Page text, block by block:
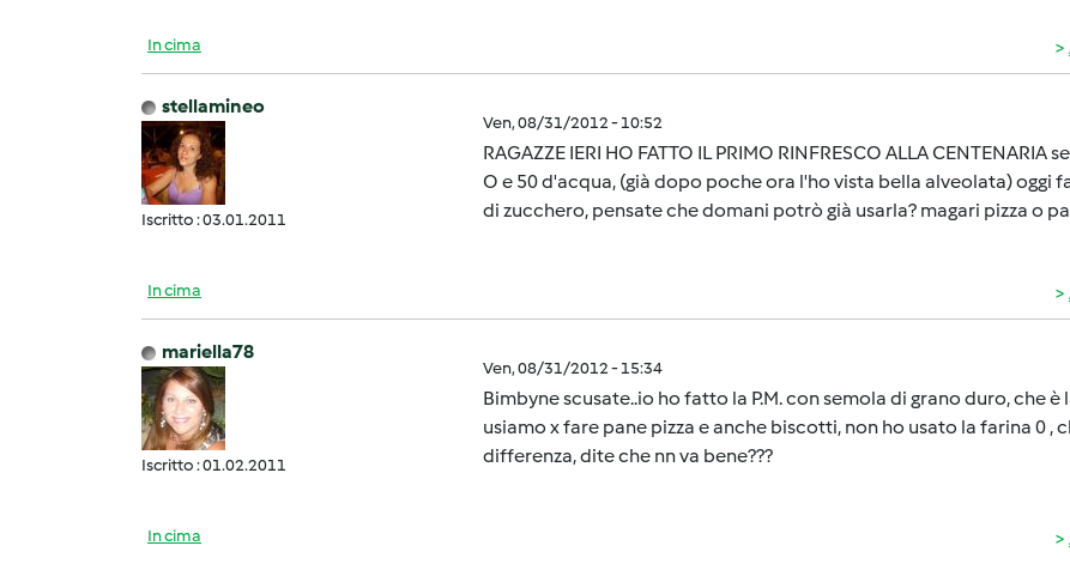
In cima
stellamineo
Iscritto : 03.01.2011
Ven, 08/31/2012 - 10:52
RAGAZZE IERI HO FATTO IL PRIMO RINFRESCO ALLA
O e 50 d'acqua, (già dopo poche ora l'ho vista bella alveolata) oggi
di zucchero, pensate che domani potrò già usarla? magari pizza o
In cima
mariella78
Iscritto : 01.02.2011
Ven, 08/31/2012 - 15:34
Bimbyne scusate..io ho fatto la P.M. con semola di grano duro, che
usiamo x fare pane pizza e anche biscotti, non ho usato la farina 0 ,
differenza, dite che nn va bene???
In cima